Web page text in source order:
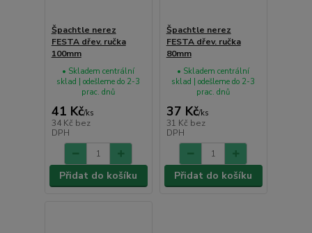
Špachtle nerez
FESTA dřev. ručka
100mm
41 Kč/ks
34 Kč bez
DPH
• Skladem centrální
sklad | odešleme do 2-3
prac. dnů
Přidat do košíku
Špachtle nerez
FESTA dřev. ručka
80mm
37 Kč/ks
31 Kč bez
DPH
• Skladem centrální
sklad | odešleme do 2-3
prac. dnů
Přidat do košíku